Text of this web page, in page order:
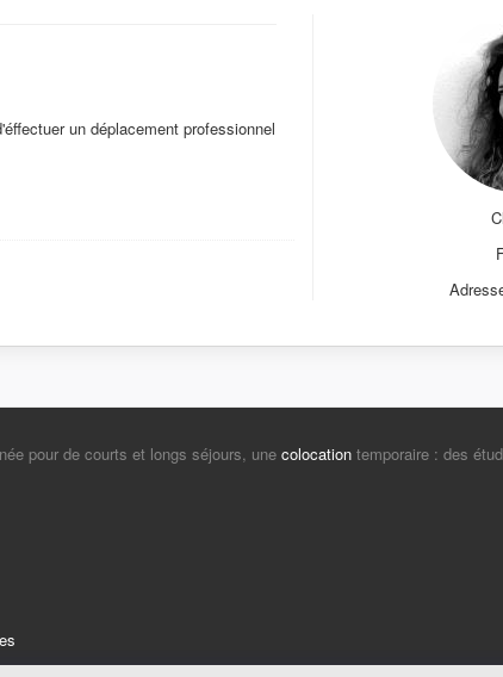
un déplacement professionnel
pour de courts et longs séjours, une colocation temporaire : des